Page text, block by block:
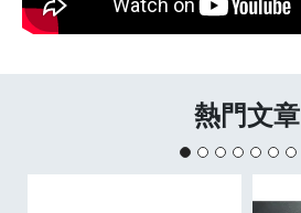
熱門文章